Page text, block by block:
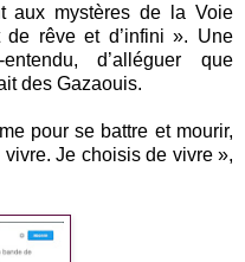
aux mystères de la Voie
rêve et d’infini ». Une
d’alléguer que
des Gazaouis.
pour se battre et mourir,
Je choisis de vivre »,